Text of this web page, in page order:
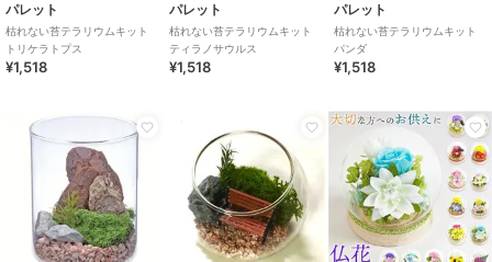
パレット
枯れない苔テラリウムキット
トリケラトプス
¥1,518
パレット
枯れない苔テラリウムキット
ティラノサウルス
¥1,518
パレット
枯れない苔テラリウムキット
パンダ
¥1,518